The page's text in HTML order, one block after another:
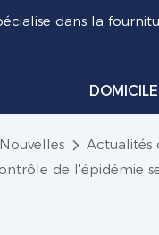
dans la
DOMICILE
Nouvelles
Actualités
de l'épidémie